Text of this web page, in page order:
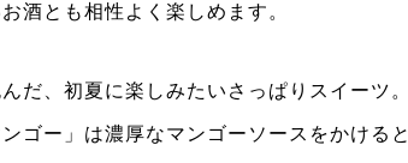
酒とも相性よく楽しめます。
だ、初夏に楽しみたいさっぱりスイーツ。
ゴー」は濃厚なマンゴーソースをかけると